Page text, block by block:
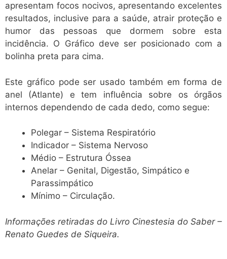
apresentam focos nocivos, apresentando excelentes
resultados, inclusive para a saúde, atrair proteção e
humor das pessoas que dormem sobre esta
incidência. O Gráfico deve ser posicionado com a
bolinha preta para cima.
Este gráfico pode ser usado também em forma de
anel (Atlante) e tem influência sobre os órgãos
internos dependendo de cada dedo, como segue:
Polegar – Sistema Respiratório
Indicador – Sistema Nervoso
Médio – Estrutura Óssea
Anelar – Genital, Digestão, Simpático e
Parassimpático
Mínimo – Circulação.
Informações retiradas do Livro Cinestesia do Saber –
Renato Guedes de Siqueira.